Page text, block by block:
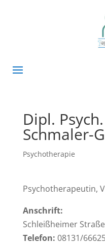
Dipl.
Schmaler-
Psychotherapie
Psychotherapeutin,
Anschrift:
Schleißheimer
Telefon: 08131/